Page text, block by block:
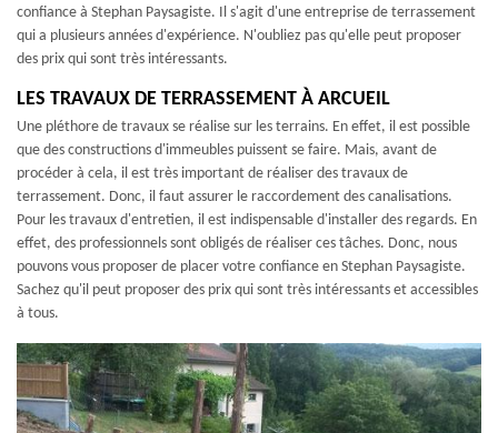
confiance à Stephan Paysagiste. Il s'agit d'une entreprise de terrassement
qui a plusieurs années d'expérience. N'oubliez pas qu'elle peut proposer
des prix qui sont très intéressants.
LES TRAVAUX DE TERRASSEMENT À ARCUEIL
Une pléthore de travaux se réalise sur les terrains. En effet, il est possible
que des constructions d'immeubles puissent se faire. Mais, avant de
procéder à cela, il est très important de réaliser des travaux de
terrassement. Donc, il faut assurer le raccordement des canalisations.
Pour les travaux d'entretien, il est indispensable d'installer des regards. En
effet, des professionnels sont obligés de réaliser ces tâches. Donc, nous
pouvons vous proposer de placer votre confiance en Stephan Paysagiste.
Sachez qu'il peut proposer des prix qui sont très intéressants et accessibles
à tous.